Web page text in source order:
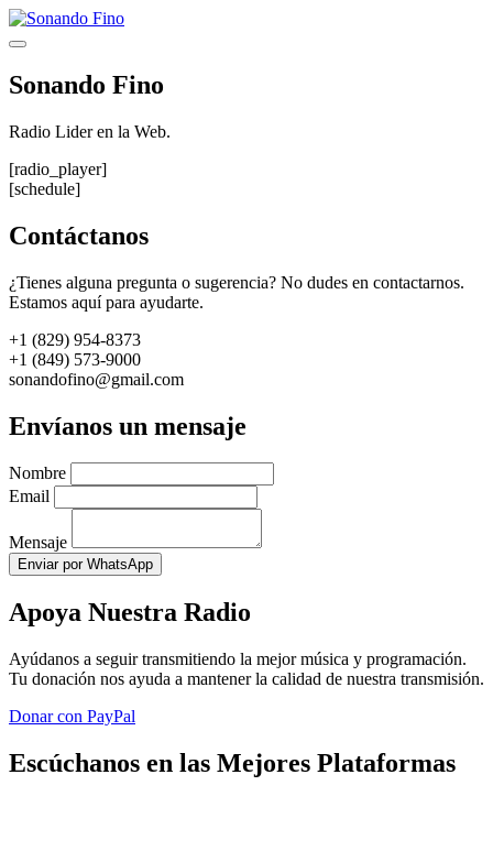
Saltar
al
Menú
Sonando Fino
Radio Lider en la Web.
[radio_player]
[schedule]
Contáctanos
¿Tienes alguna pregunta o sugerencia? No dudes en contactarnos.
Estamos aquí para ayudarte.
+1 (829) 954-8373
+1 (849) 573-9000
sonandofino@gmail.com
Envíanos un mensaje
Nombre
Email
Mensaje
Enviar por WhatsApp
Apoya Nuestra Radio
Ayúdanos a seguir transmitiendo la mejor música y programación.
Tu donación nos ayuda a mantener la calidad de nuestra transmisión.
Donar con PayPal
Escúchanos en las Mejores Plataformas